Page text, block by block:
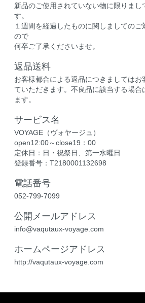
新品のご使用されていない物に限りまし
す。
１週間を経過したものに関しましてのご
ので
何卒ご了承くださいませ。
返品送料
お客様都合による返品につきましてはお
ていただきます。不良品に該当する場合
ます。
サービス名
VOYAGE（ヴォヤージュ）
open12:00～close19：00
定休日：日・祝祭日、第一水曜日
登録番号：T2180001132698
電話番号
052-799-7099
公開メールアドレス
info@vaqutaux-voyage.com
ホームページアドレス
http://vaqutaux-voyage.com